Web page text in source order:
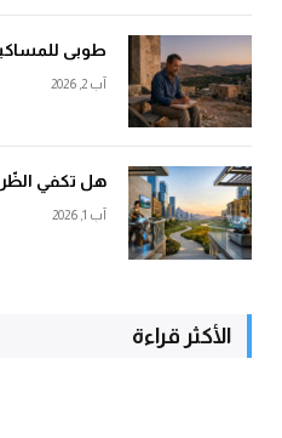
طوبى
آب 2, 2026
هل تكفي
آب 1, 2026
الأكثر قراءة